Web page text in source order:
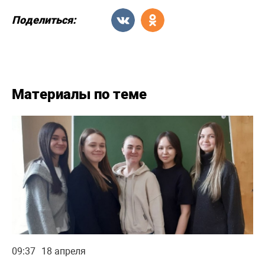
Поделиться:
Материалы по теме
09:37 18 апреля